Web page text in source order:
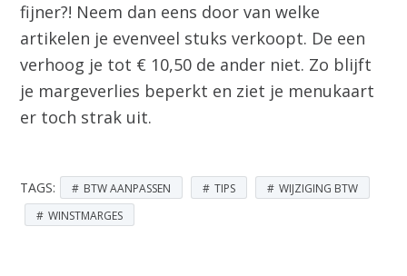
fijner?! Neem dan eens door van welke
artikelen je evenveel stuks verkoopt. De een
verhoog je tot € 10,50 de ander niet. Zo blijft
je margeverlies beperkt en ziet je menukaart
er toch strak uit.
TAGS: BTW AANPASSEN TIPS
WIJZIGING BTW
WINSTMARGES